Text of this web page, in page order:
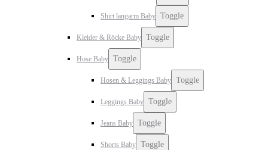
Shirt langarm Baby Toggle
Kleider & Röcke Baby Toggle
Hose Baby Toggle
Hosen & Leggings Baby Toggle
Leggings Baby Toggle
Jeans Baby Toggle
Shorts Baby Toggle